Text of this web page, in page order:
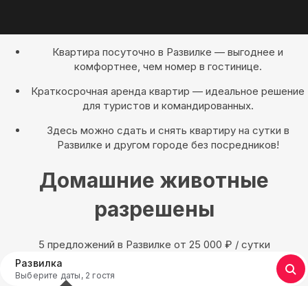
Квартира посуточно в Развилке — выгоднее и
комфортнее, чем номер в гостинице.
Краткосрочная аренда квартир — идеальное решение
для туристов и командированных.
Здесь можно сдать и снять квартиру на сутки в
Развилке и другом городе без посредников!
Домашние животные
разрешены
5 предложений в Развилке oт 25 000 ₽ / сутки
Развилка
Выберите даты, 2 гостя